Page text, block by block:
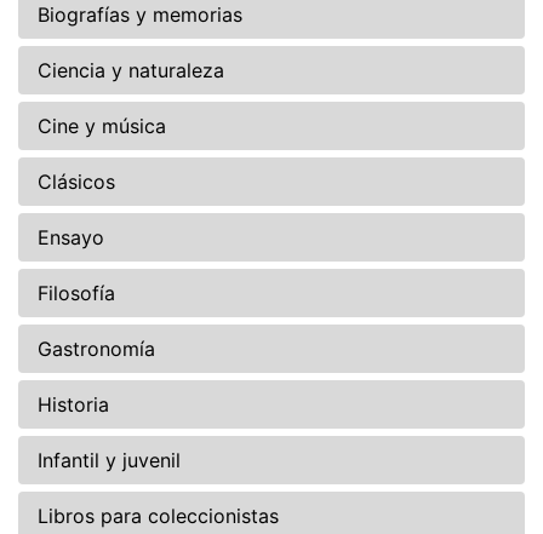
Biografías y memorias
Ciencia y naturaleza
Cine y música
Clásicos
Ensayo
Filosofía
Gastronomía
Historia
Infantil y juvenil
Libros para coleccionistas